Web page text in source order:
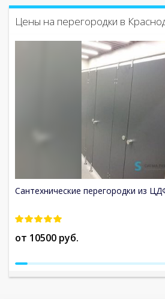
Цены на перегородки в
Сантехнические перегородки из
от 10500 руб.